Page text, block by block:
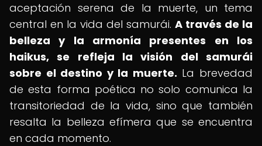
aceptación serena de la muerte, un tema
central en la vida del samurái. A través de la
belleza y la armonía presentes en los
haikus, se refleja la visión del samurái
sobre el destino y la muerte. La brevedad
de esta forma poética no solo comunica la
transitoriedad de la vida, sino que también
resalta la belleza efímera que se encuentra
en cada momento.